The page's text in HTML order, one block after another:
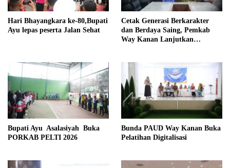
Hari Bhayangkara ke-80,Bupati
Ayu lepas peserta Jalan Sehat
Cetak Generasi Berkarakter
dan Berdaya Saing, Pemkab
Way Kanan Lanjutkan
Bupati Ayu Asalasiyah Buka
PORKAB PELTI 2026
Bunda PAUD Way Kanan Buka
Pelatihan Digitalisasi